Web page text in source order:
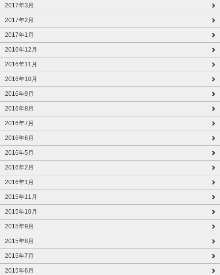
2017年3月
2017年2月
2017年1月
2016年12月
2016年11月
2016年10月
2016年9月
2016年8月
2016年7月
2016年6月
2016年5月
2016年2月
2016年1月
2015年11月
2015年10月
2015年9月
2015年8月
2015年7月
2015年6月